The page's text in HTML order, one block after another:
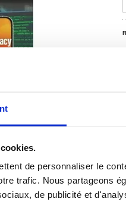
de personnaliser le
trafic. Nous partageons
de publicité et
? CONTACTEZ-